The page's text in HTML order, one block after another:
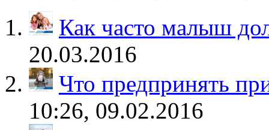
Как часто малыш
20.03.2016
Что предпринять
10:26, 09.02.2016